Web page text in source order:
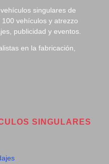
singulares de
vehículos y atrezzo
publicidad y eventos.
en la fabricación,
SINGULARES